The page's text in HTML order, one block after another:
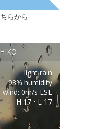
らから
light rain
93% humidity
wind: 0m/s ESE
H 17 • L 17